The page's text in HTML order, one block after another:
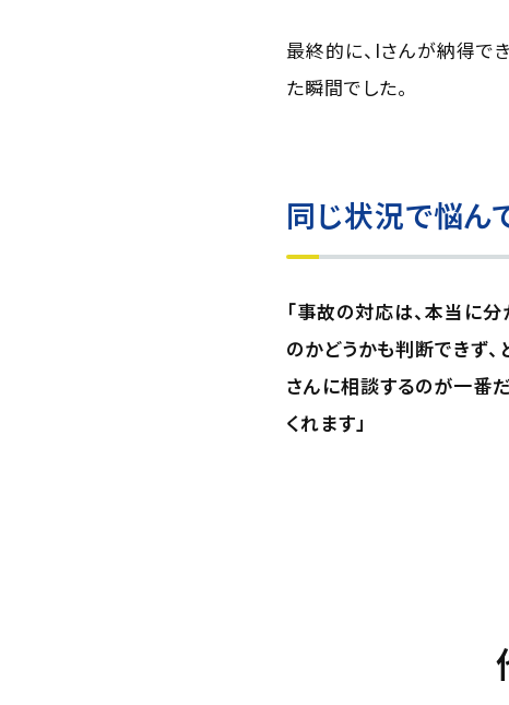
最終的に、Iさんが納得で
た瞬間でした。
同じ状況で悩ん
「事故の対応は、本当に
のかどうかも判断できず
さんに相談するのが一番
くれます」